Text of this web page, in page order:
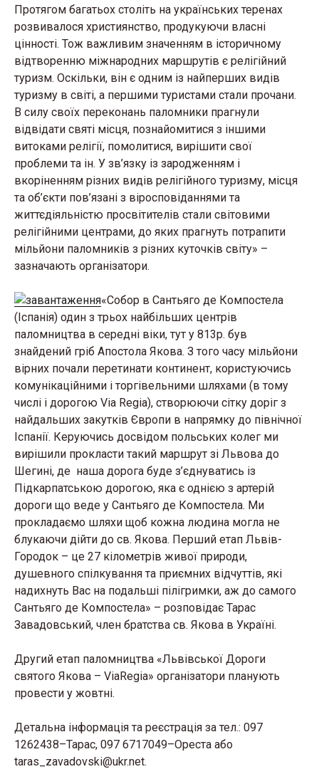
Протягом багатьох століть на українських теренах
розвивалося християнство, продукуючи власні
цінності. Тож важливим значенням в історичному
відтворенню міжнародних маршрутів є релігійний
туризм. Оскільки, він є одним із найперших видів
туризму в світі, а першими туристами стали прочани.
В силу своїх переконань паломники прагнули
відвідати святі місця, познайомитися з іншими
витоками релігії, помолитися, вирішити свої
проблеми та ін. У зв’язку із зародженням і
вкоріненням різних видів релігійного туризму, місця
та об’єкти пов’язані з віросповіданнями та
життєдіяльністю просвітителів стали світовими
релігійними центрами, до яких прагнуть потрапити
мільйони паломників з різних куточків світу» –
зазначають організатори.
«Собор в Сантьяго де Компостела
(Іспанія) один з трьох найбільших центрів
паломництва в середні віки, тут у 813р. був
знайдений гріб Апостола Якова. З того часу мільйони
вірних почали перетинати континент, користуючись
комунікаційними і торгівельними шляхами (в тому
числі і дорогою Via Regia), створюючи сітку доріг з
найдальших закутків Європи в напрямку до північної
Іспанії. Керуючись досвідом польських колег ми
вирішили прокласти такий маршрут зі Львова до
Шегині, де наша дорога буде з’єднуватись із
Підкарпатською дорогою, яка є однією з артерій
дороги що веде у Сантьяго де Компостела. Ми
прокладаємо шляхи щоб кожна людина могла не
блукаючи дійти до св. Якова. Перший етап Львів-
Городок – це 27 кілометрів живої природи,
душевного спілкування та приємних відчуттів, які
надихнуть Вас на подальші пілігримки, аж до самого
Сантьяго де Компостела» – розповідає Тарас
Завадовський, член братства св. Якова в Україні.
Другий етап паломництва «Львівської Дороги
святого Якова – ViaRegia» організатори планують
провести у жовтні.
Детальна інформація та реєстрація за тел.: 097
1262438–Тарас, 097 6717049–Ореста або
taras_zavadovski@ukr.net.